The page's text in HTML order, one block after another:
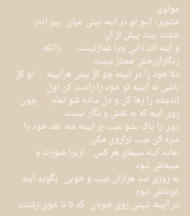
مولوی
مثنوی- آنچ تو در آینه بینی عیان	پیر اندر
خشت بیند بیش از آن
و آينه ات داني چرا غمازنيست 	زآنكه
زنگارازرخش ممتاز نيست
دلا خود را در آیینه چو کژ بینی هرآیینه	 تو کژ
باشی نه آیینه تو خود را راست کن اول
اندیشه را رها کن و دل ساده شو تمام	چون
روی آینه که به نقش و نگار نیست
روی را پاک بشو عیب بر آیینه منه	نقد خود را
سره کن عیب ترازوی مکن
نماید آینه سیمای هر کس	ازیرا صورت و
سیماش نبود
به روزی صد هزاران عیب و خوبی	 بگوید آینه
غوغاش نبود
در آیینه نبینی روی خوبان	که تا با خوی زشتت